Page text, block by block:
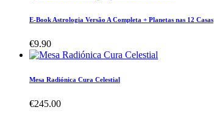
E-Book Astrologia Versão A Completa + Planetas nas 12 Casas
€9.90
Mesa Radiónica Cura Celestial
€245.00